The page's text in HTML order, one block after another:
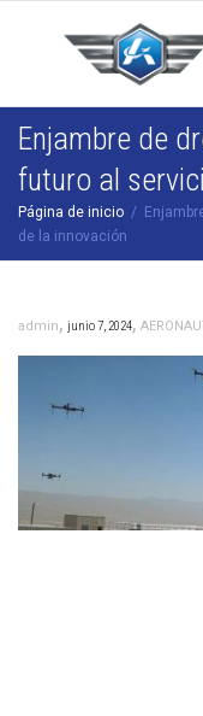
Enjambre de
futuro al
Página de inicio
de la innovación
admin, junio 7, 2024,